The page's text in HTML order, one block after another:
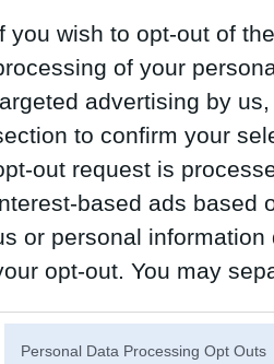
you wish to opt-out of
of your
advertising by
to confirm your
out request is
based ads based
or personal
opt-out. You may
Personal Data Processing Opt Outs